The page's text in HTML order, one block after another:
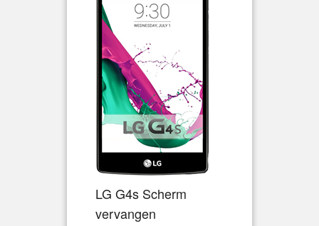
LG G4s Scherm
vervangen